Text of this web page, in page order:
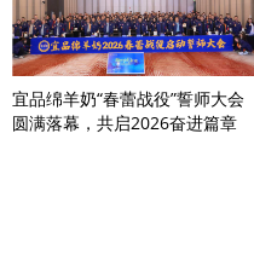
宜品绵羊奶“春蕾战役”誓师大会
圆满落幕，共启2026奋进篇章